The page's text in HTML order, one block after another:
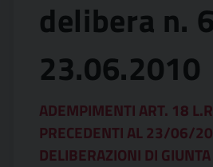
delibera n.
23.06.2010
ADEMPIMENTI ART. 18
PRECEDENTI AL 23/06/
DELIBERAZIONI DI